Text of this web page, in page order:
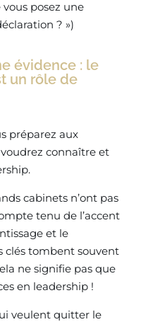
posez une
? »)
évidence : le
un rôle de
préparez aux
connaître et
cabinets n’ont pas
tenu de l’accent
et le
clés tombent souvent
ne signifie pas que
en leadership !
veulent quitter le